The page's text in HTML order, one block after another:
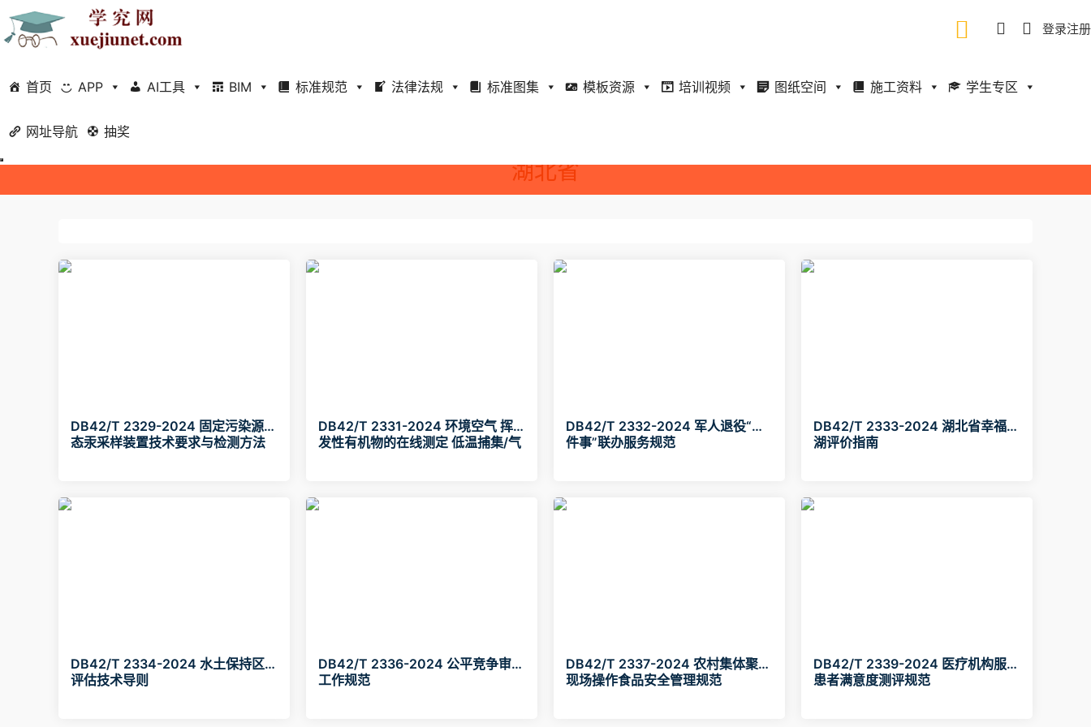
登录注册
首页 APP AI工具 BIM 标准规范 法律法规 标准图集 模板资源 培训视频 图纸空间 施工资料 学生专区
网址导航 抽奖
湖北省
DB42/T 2329-2024 固定污染源气
态汞采样装置技术要求与检测方法
DB42/T 2331-2024 环境空气 挥
发性有机物的在线测定 低温捕集/气
DB42/T 2332-2024 军人退役“一
件事”联办服务规范
DB42/T 2333-2024 湖北省幸福河
湖评价指南
DB42/T 2334-2024 水土保持区域
评估技术导则
DB42/T 2336-2024 公平竞争审查
工作规范
DB42/T 2337-2024 农村集体聚餐
现场操作食品安全管理规范
DB42/T 2339-2024 医疗机构服务
患者满意度测评规范